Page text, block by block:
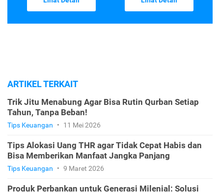
ARTIKEL TERKAIT
Trik Jitu Menabung Agar Bisa Rutin Qurban Setiap
Tahun, Tanpa Beban!
Tips Keuangan • 11 Mei 2026
Tips Alokasi Uang THR agar Tidak Cepat Habis dan
Bisa Memberikan Manfaat Jangka Panjang
Tips Keuangan • 9 Maret 2026
Produk Perbankan untuk Generasi Milenial: Solusi